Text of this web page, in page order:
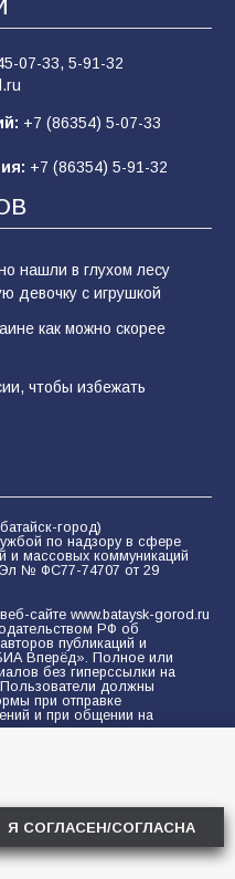
Всероссийского
конкурс «Мини-
07-33, 5-91-32
+7 (86354) 5-07-33
+7 (86354) 5-91-32
нашли в глухом лесу
девочку с игрушкой
как можно скорее
чтобы избежать
город)
по надзору в сфере
и массовых коммуникаций
№ ФС77-74707 от 29
сайте www.bataysk-gorod.ru
РФ об
публикаций и
Вперёд». Полное или
без гиперссылки на
Пользователи должны
при отправке
и при общении на
информации
данных с помощью
top.mail.ru
Я СОГЛАСЕН/СОГЛАСНА